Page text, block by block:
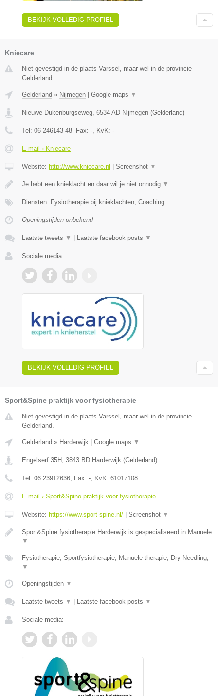
BEKIJK VOLLEDIG PROFIEL
Kniecare
Niet gevestigd in de plaats Varssel, maar wel in de provincie
Gelderland.
Gelderland » Nijmegen | Google maps ▼
Nieuwe Dukenburgseweg 6534 AD Nijmegen (Gelderland)
Tel: 06 246143 48 , Fax: - , KvK: -
E-mail › Kniecare
Website: http://www.kniecare.nl | Screenshot ▼
Je hebt een knieklacht en daar wil je niet onnodig ▼
Diensten: Fysiotherapie bij knieklachten, Coaching
Openingstijden onbekend
Laatste tweets ▼ | Laatste facebook posts ▼
Sociale media:
BEKIJK VOLLEDIG PROFIEL
Sport&Spine praktijk voor fysiotherapie
Niet gevestigd in de plaats Varssel, maar wel in de provincie
Gelderland.
Gelderland » Harderwijk | Google maps ▼
Engelserf 35H 3843 BD Harderwijk (Gelderland)
Tel: 06 23912636 , Fax: - , KvK: 61017108
E-mail › Sport&Spine praktijk voor fysiotherapie
Website: https://www.sport-spine.nl/ | Screenshot ▼
Sport&Spine fysiotherapie Harderwijk is gespecialiseerd in Manuele
▼
Fysiotherapie, Sportfysiotherapie, Manuele therapie, Dry Needling,
▼
Openingstijden ▼
Laatste tweets ▼ | Laatste facebook posts ▼
Sociale media: